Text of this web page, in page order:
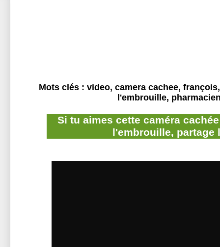
Mots clés : video, camera cachee,
l'embrouille,
Si tu aimes cette caméra
l'embrouille, partage